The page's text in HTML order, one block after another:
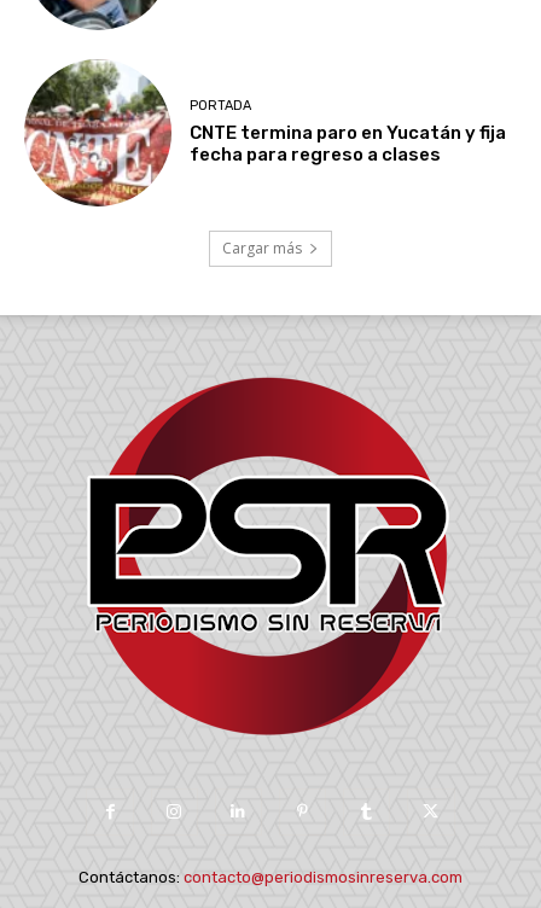
PORTADA
CNTE termina paro en Yucatán y fija
fecha para regreso a clases
Cargar más
Contáctanos: contacto@periodismosinreserva.com